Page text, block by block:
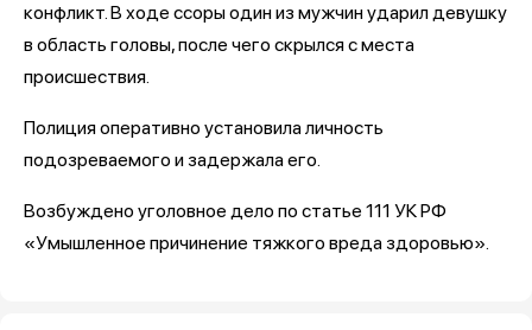
конфликт. В ходе ссоры один из мужчин ударил девушку
в область головы, после чего скрылся с места
происшествия.
Полиция оперативно установила личность
подозреваемого и задержала его.
Возбуждено уголовное дело по статье 111 УК РФ
«Умышленное причинение тяжкого вреда здоровью».